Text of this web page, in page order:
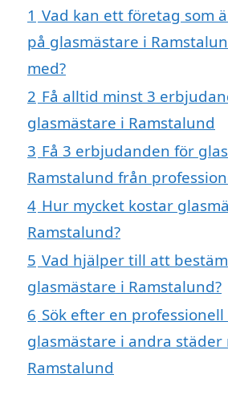
1 Vad kan ett företag som
på glasmästare i
med?
2 Få alltid minst 3
glasmästare i Ramstalund
3 Få 3 erbjudanden för
Ramstalund från
4 Hur mycket kostar
Ramstalund?
5 Vad hjälper till att
glasmästare i Ramstalund?
6 Sök efter en
glasmästare i andra städer
Ramstalund